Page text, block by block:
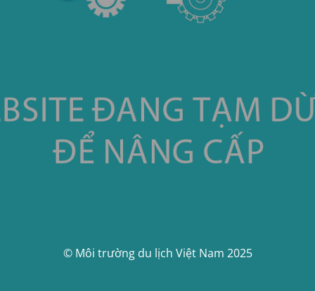
© Môi trường du lịch Việt Nam 2025